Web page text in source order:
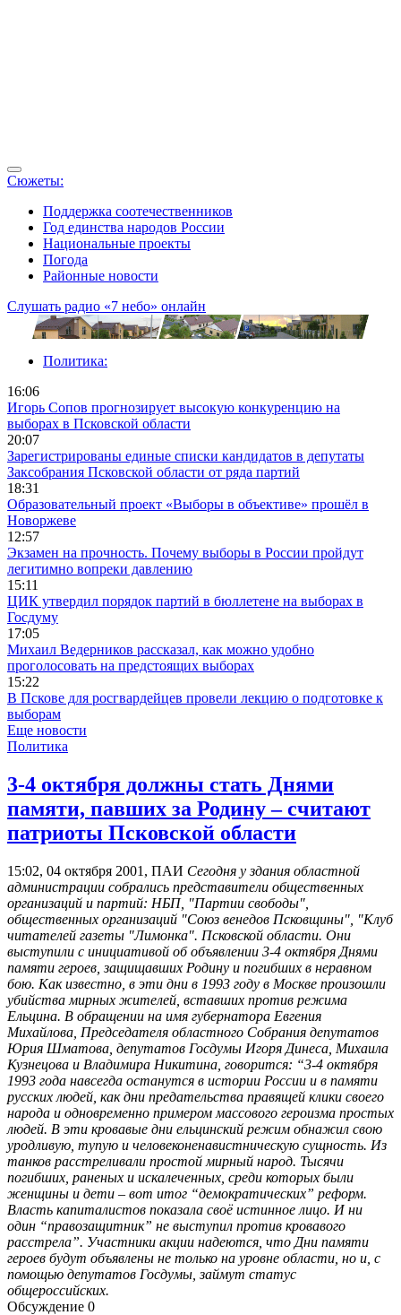
Сюжеты:
Поддержка соотечественников
Год единства народов России
Национальные проекты
Погода
Районные новости
Слушать радио «7 небо» онлайн
Политика:
16:06
Игорь Сопов прогнозирует высокую конкуренцию на
выборах в Псковской области
20:07
Зарегистрированы единые списки кандидатов в депутаты
Заксобрания Псковской области от ряда партий
18:31
Образовательный проект «Выборы в объективе» прошёл в
Новоржеве
12:57
Экзамен на прочность. Почему выборы в России пройдут
легитимно вопреки давлению
15:11
ЦИК утвердил порядок партий в бюллетене на выборах в
Госдуму
17:05
Михаил Ведерников рассказал, как можно удобно
проголосовать на предстоящих выборах
15:22
В Пскове для росгвардейцев провели лекцию о подготовке к
выборам
Еще новости
Политика
3-4 октября должны стать Днями
памяти, павших за Родину – считают
патриоты Псковской области
15:02, 04 октября 2001, ПАИ Сегодня у здания областной
администрации собрались представители общественных
организаций и партий: НБП, "Партии свободы",
общественных организаций "Союз венедов Псковщины", "Клуб
читателей газеты "Лимонка". Псковской области. Они
выступили с инициативой об объявлении 3-4 октября Днями
памяти героев, защищавших Родину и погибших в неравном
бою. Как известно, в эти дни в 1993 году в Москве произошли
убийства мирных жителей, вставших против режима
Ельцина. В обращении на имя губернатора Евгения
Михайлова, Председателя областного Собрания депутатов
Юрия Шматова, депутатов Госдумы Игоря Динеса, Михаила
Кузнецова и Владимира Никитина, говорится: “3-4 октября
1993 года навсегда останутся в истории России и в памяти
русских людей, как дни предательства правящей клики своего
народа и одновременно примером массового героизма простых
людей. В эти кровавые дни ельцинский режим обнажил свою
уродливую, тупую и человеконенавистническую сущность. Из
танков расстреливали простой мирный народ. Тысячи
погибших, раненых и искалеченных, среди которых были
женщины и дети – вот итог “демократических” реформ.
Власть капиталистов показала своё истинное лицо. И ни
один “правозащитник” не выступил против кровавого
расстрела”. Участники акции надеются, что Дни памяти
героев будут объявлены не только на уровне области, но и, с
помощью депутатов Госдумы, займут статус
общероссийских.
Обсуждение 0